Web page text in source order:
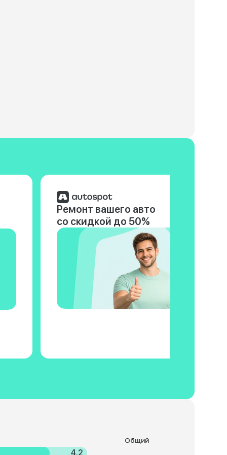
Ремонт вашего авто
со скидкой до 50%
4.2
Общий